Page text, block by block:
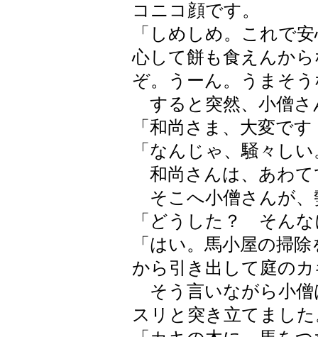
コニコ顔です。
「しめしめ。これで
心して餅も食えんか
ぞ。うーん。うまそ
すると突然、小僧さ
「和尚さま、大変で
「なんじゃ、騒々し
和尚さんは、あわて
そこへ小僧さんが、
「どうした？ そん
「はい。馬小屋の掃
から引き出して庭の
そう言いながら小僧
スリと突き立てまし